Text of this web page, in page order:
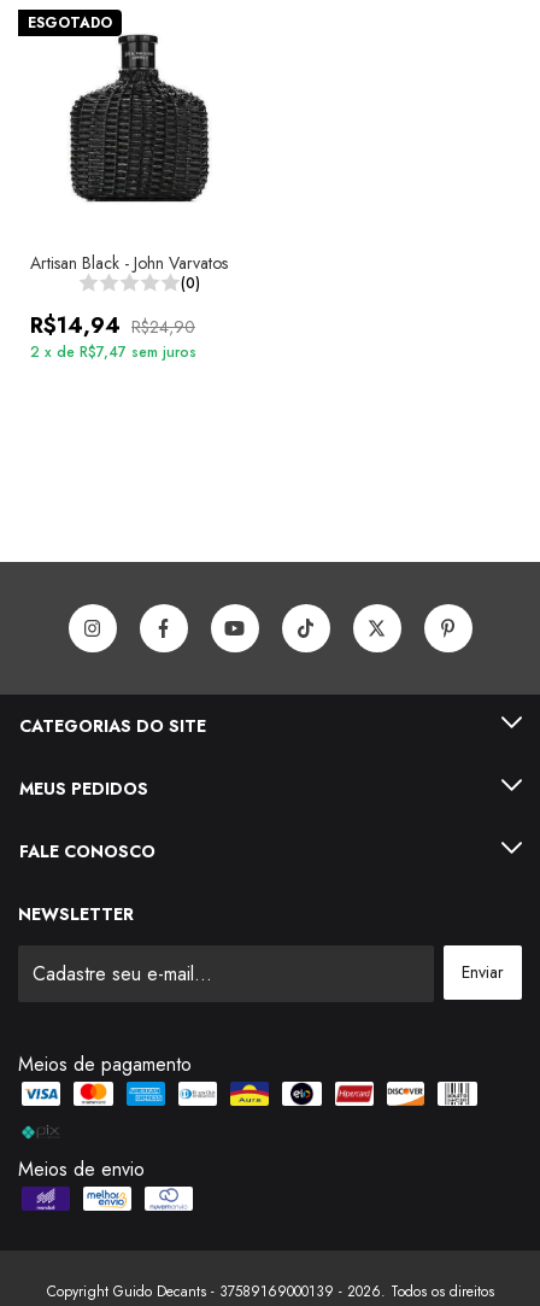
ESGOTADO
Artisan Black - John Varvatos
(0)
R$14,94 R$24,90
2 x de R$7,47 sem juros
CATEGORIAS DO SITE
MEUS PEDIDOS
FALE CONOSCO
NEWSLETTER
Meios de pagamento
Meios de envio
Copyright Guido Decants - 37589169000139 - 2026. Todos os direitos